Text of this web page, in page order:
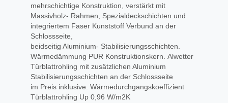
mehrschichtige Konstruktion, verstärkt mit
Massivholz- Rahmen, Spezialdeckschichten und
integriertem Faser Kunststoff Verbund an der
Schlossseite,
beidseitig Aluminium- Stabilisierungsschichten.
Wärmedämmung PUR Konstruktionskern. Alwetter
Türblattrohling mit zusätzlichen Aluminium
Stabilisierungsschichten an der Schlossseite
im Preis inklusive. Wärmedurchgangskoeffizient
Türblattrohling Up 0,96 W/m2K